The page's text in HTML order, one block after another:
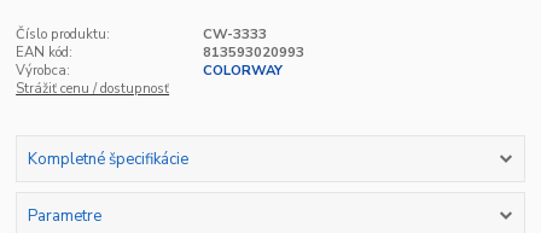
Číslo produktu:
CW-3333
EAN kód:
813593020993
Výrobca:
COLORWAY
Strážiť cenu / dostupnosť
Kompletné špecifikácie
Parametre